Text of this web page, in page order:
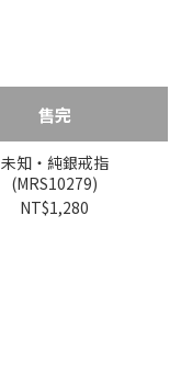
售完
未知・純銀戒指
(MRS10279)
NT$1,280